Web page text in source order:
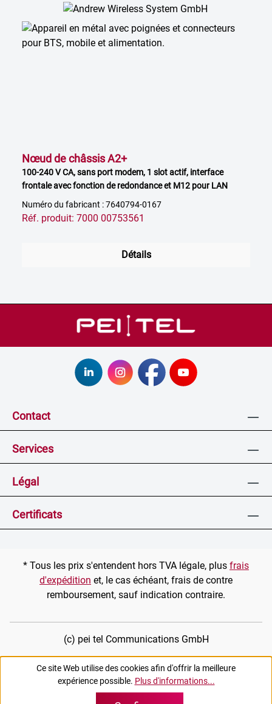
Nœud de châssis A2+
100-240 V CA, sans port modem, 1 slot actif, interface
frontale avec fonction de redondance et M12 pour LAN
Numéro du fabricant : 7640794-0167
Réf. produit: 7000 00753561
Détails
Contact
Services
Légal
Certificats
* Tous les prix s'entendent hors TVA légale, plus frais
d'expédition et, le cas échéant, frais de contre
remboursement, sauf indication contraire.
(c) pei tel Communications GmbH
Ce site Web utilise des cookies afin d'offrir la meilleure
expérience possible. Plus d'informations...